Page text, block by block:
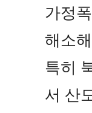
가정
해소
특히
서 산